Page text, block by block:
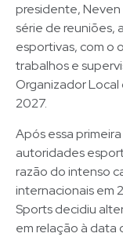
presidente, Neven
série de reuniões,
esportivas, com o
trabalhos e
Organizador Local
2027.
Após essa
autoridades
razão do intenso
internacionais em
Sports decidiu
em relação à data